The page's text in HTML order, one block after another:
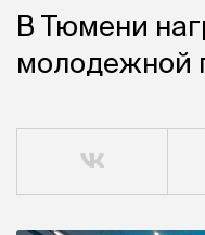
В Тюмени
молодежной